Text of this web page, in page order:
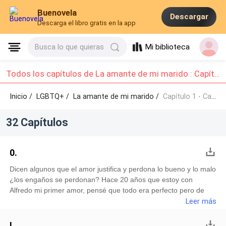
Buenovela
Descarga el libro gratis en la app
Descargar
Busca lo que quieras Mi biblioteca
Todos los capítulos de La amante de mi marido : Capítulo 1 - Capítulo 10
Inicio / LGBTQ+/La amante de mi marido / Capítulo 1 - Capítulo 10
32 Capítulos
0.
Dicen algunos que el amor justifica y perdona lo bueno y lo malo
¿los engaños se perdonan? Hace 20 años que estoy con
Alfredo mi primer amor, pensé que todo era perfecto pero de
unos 3 años para acá todo era diferente en cierto punto,
el día número uno.¿El problema? Una mañana llegó a mi puerta
Leer más